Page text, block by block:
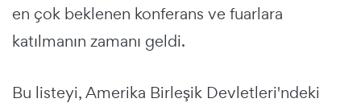
en çok beklenen konferans ve fuarlara
katılmanın zamanı geldi.
Bu listeyi, Amerika Birleşik Devletleri'ndeki